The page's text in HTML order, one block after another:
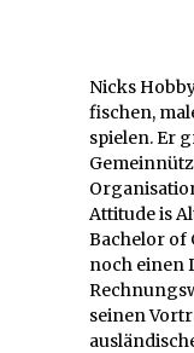
Nicks
fischen,
spielen. Er
Attitude is
Bachelor of
noch einen
seinen